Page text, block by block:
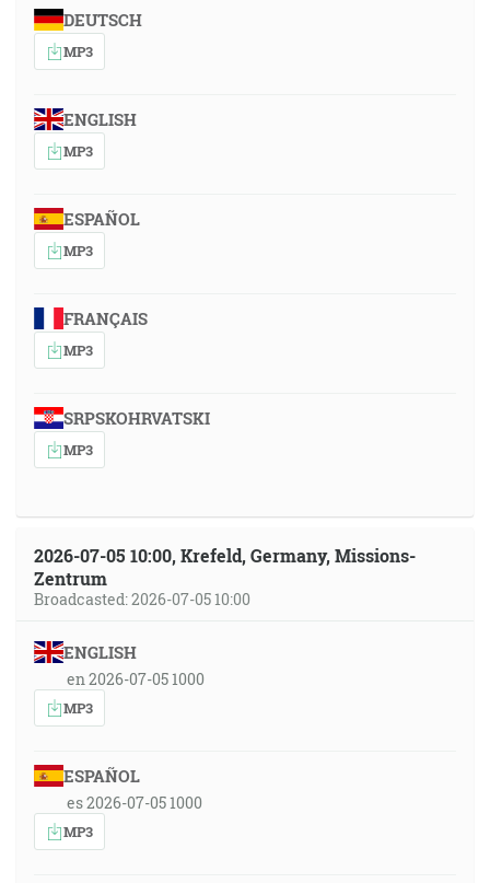
DEUTSCH
MP3
ENGLISH
MP3
ESPAÑOL
MP3
FRANÇAIS
MP3
SRPSKOHRVATSKI
MP3
2026-07-05 10:00, Krefeld, Germany, Missions-
Zentrum
Broadcasted: 2026-07-05 10:00
ENGLISH
en 2026-07-05 1000
MP3
ESPAÑOL
es 2026-07-05 1000
MP3